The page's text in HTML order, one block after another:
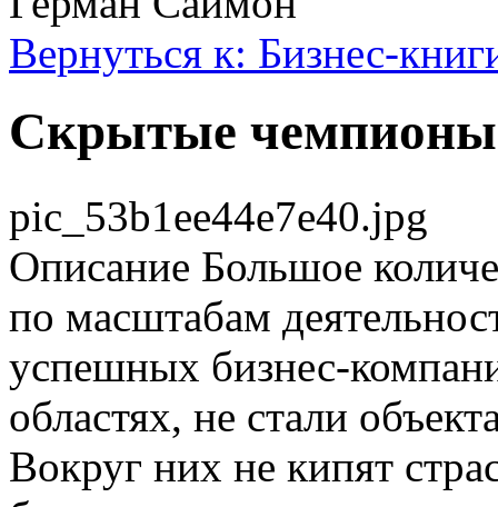
Вернуться к: Бизнес-
Скрытые
pic_53b1ee44e7e40.jpg
Описание Большое
по масштабам
успешных бизнес-
областях, не стали
Вокруг них не кипят